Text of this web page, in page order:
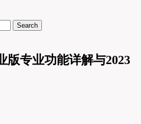
Search
版专业功能详解与2023